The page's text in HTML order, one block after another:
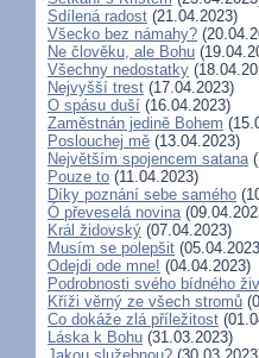
Sdílená radost (21.04.2023)
Všecko bez námahy?
Ne člověku, ale Bohu
Všechny nedostatky
Nejvyšší trest (17.04.2023)
O spásu duší (16.04.2023)
Zaměstnán jedině Bohem
Poslouchej mě (13.04.2023)
Největším spojencem satana
Pouze to (11.04.2023)
Díky poznání sebe samého
Ó převeselá novina
Král židovský (07.04.2023)
Musím se polepšit
Odejdi ode mne! (04.04.2023)
Podrobnosti svého bídného
Kříži věrný ze všech stromů
Co dokáže zlá příležitost
Láska k Bohu (31.03.2023)